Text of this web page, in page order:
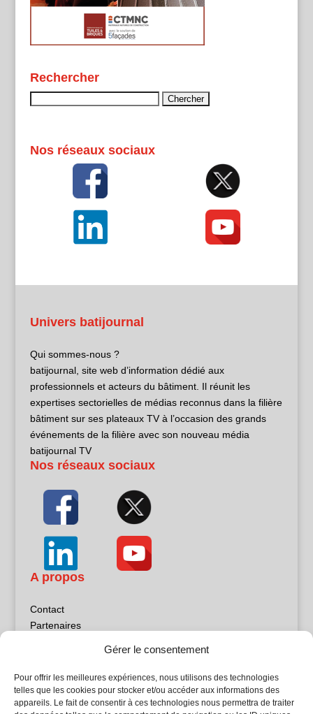
Gérer le consentement
Pour offrir les meilleures expériences, nous utilisons des technologies
telles que les cookies pour stocker et/ou accéder aux informations des
appareils. Le fait de consentir à ces technologies nous permettra de traiter
Rechercher
Nos réseaux sociaux
Univers batijournal
Qui sommes-nous ?
batijournal, site web d’information dédié aux
professionnels et acteurs du bâtiment. Il réunit les
expertises sectorielles de médias reconnus dans la filière
bâtiment sur ses plateaux TV à l’occasion des grands
événements de la filière avec son nouveau média
batijournal TV
Nos réseaux sociaux
A propos
Contact
Partenaires
Politique de confidentialité
Sites partenaires